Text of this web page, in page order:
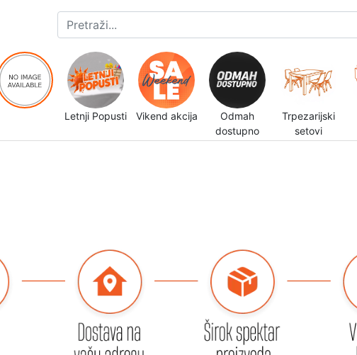
Letnji Popusti Vikend akcija
Odmah
dostupno
Trpezarijski
setovi